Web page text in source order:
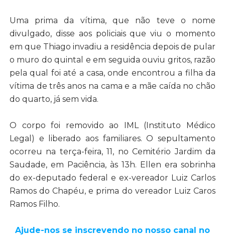
Uma prima da vítima, que não teve o nome
divulgado, disse aos policiais que viu o momento
em que Thiago invadiu a residência depois de pular
o muro do quintal e em seguida ouviu gritos, razão
pela qual foi até a casa, onde encontrou a filha da
vítima de três anos na cama e a mãe caída no chão
do quarto, já sem vida.
O corpo foi removido ao IML (Instituto Médico
Legal) e liberado aos familiares. O sepultamento
ocorreu na terça-feira, 11, no Cemitério Jardim da
Saudade, em Paciência, às 13h. Ellen era sobrinha
do ex-deputado federal e ex-vereador Luiz Carlos
Ramos do Chapéu, e prima do vereador Luiz Caros
Ramos Filho.
Ajude-nos se inscrevendo no nosso canal no